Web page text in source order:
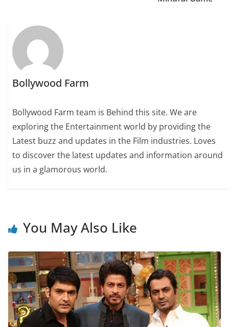
Bollywood Farm
Bollywood Farm team is Behind this site. We are
exploring the Entertainment world by providing the
Latest buzz and updates in the Film industries. Loves
to discover the latest updates and information around
us in a glamorous world.
You May Also Like